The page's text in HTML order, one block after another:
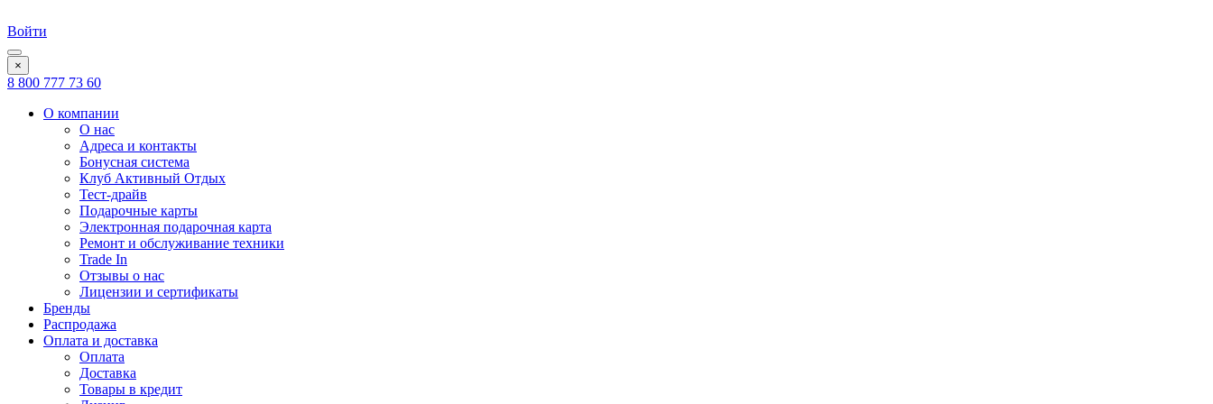
Войти
×
8 800 777 73 60
О компании
О нас
Адреса и контакты
Бонусная система
Клуб Активный Отдых
Тест-драйв
Подарочные карты
Электронная подарочная карта
Ремонт и обслуживание техники
Trade In
Отзывы о нас
Лицензии и сертификаты
Бренды
Распродажа
Оплата и доставка
Оплата
Доставка
Товары в кредит